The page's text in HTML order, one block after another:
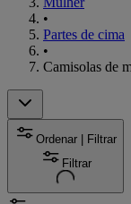
•
Partes de cima
•
Camisolas de
Ordenar | Filtrar
Filtrar